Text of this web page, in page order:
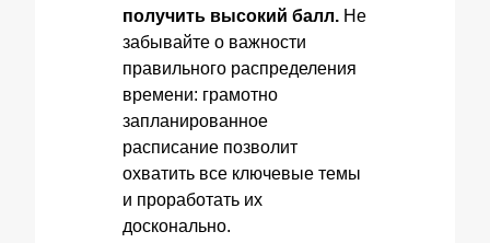
получить высокий балл. Не
забывайте о важности
правильного распределения
времени: грамотно
запланированное
расписание позволит
охватить все ключевые темы
и проработать их
досконально.